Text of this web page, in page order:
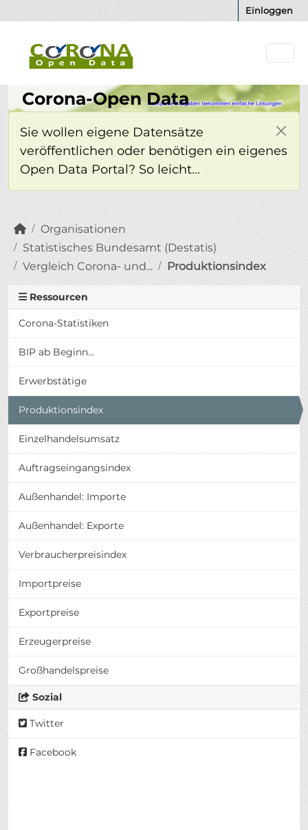
Einloggen
Corona-Open Data
Sie wollen eigene Datensätze
veröffentlichen oder benötigen ein eigenes
Open Data Portal? So leicht...
Organisationen
Statistisches Bundesamt (Destatis)
Vergleich Corona- und...
Produktionsindex
Ressourcen
Corona-Statistiken
BIP ab Beginn...
Erwerbstätige
Produktionsindex
Einzelhandelsumsatz
Auftragseingangsindex
Außenhandel: Importe
Außenhandel: Exporte
Verbraucherpreisindex
Importpreise
Exportpreise
Erzeugerpreise
Großhandelspreise
Sozial
Twitter
Facebook